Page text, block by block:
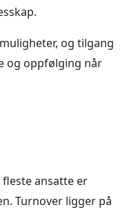
og tilgang
og oppfølging når
ansatte er
Turnover ligger på